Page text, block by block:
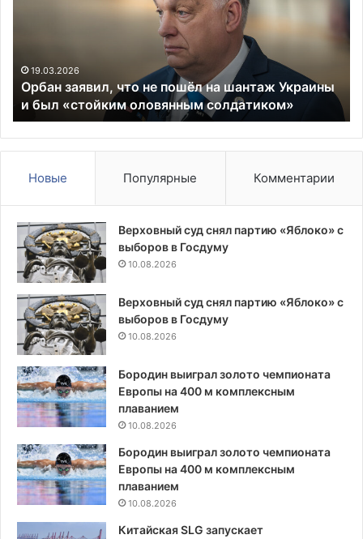
что не пошёл на шантаж Украины
оловянным солдатиком»
строя
начале
войны
с
Ираном
10.07.2026
строя в
Новые Популярные Комментарии
Верховный суд снял партию «Яблоко» с
выборов в Госдуму
10.08.2026
Верховный суд снял партию «Яблоко» с
выборов в Госдуму
10.08.2026
Бородин выиграл золото чемпионата
Европы на 400 м комплексным
плаванием
10.08.2026
Бородин выиграл золото чемпионата
Европы на 400 м комплексным
плаванием
10.08.2026
Китайская SLG запускает